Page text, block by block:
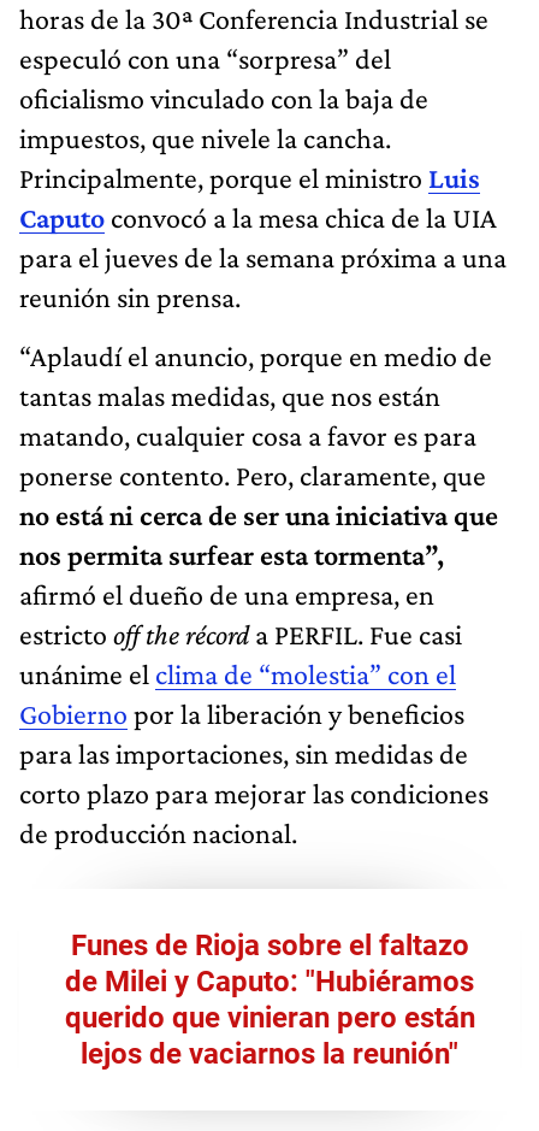
horas de la 30ª Conferencia Industrial se
especuló con una “sorpresa” del
oficialismo vinculado con la baja de
impuestos, que nivele la cancha.
Principalmente, porque el ministro Luis
Caputo convocó a la mesa chica de la UIA
para el jueves de la semana próxima a una
reunión sin prensa.
“Aplaudí el anuncio, porque en medio de
tantas malas medidas, que nos están
matando, cualquier cosa a favor es para
ponerse contento. Pero, claramente, que
no está ni cerca de ser una iniciativa que
nos permita surfear esta tormenta”,
afirmó el dueño de una empresa, en
estricto off the récorda PERFIL. Fue casi
unánime el clima de “molestia” con el
Gobierno por la liberación y beneficios
para las importaciones, sin medidas de
corto plazo para mejorar las condiciones
de producción nacional.
Funes de Rioja sobre el faltazo
de Milei y Caputo: "Hubiéramos
querido que vinieran pero están
lejos de vaciarnos la reunión"